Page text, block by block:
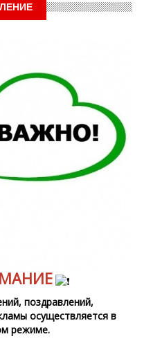
поздравлений,
осуществляется в
режиме.